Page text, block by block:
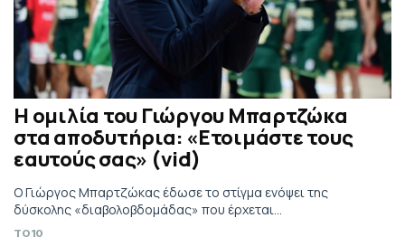
Η ομιλία του Γιώργου Μπαρτζώκα
στα αποδυτήρια: «Ετοιμάστε τους
εαυτούς σας» (vid)
Ο Γιώργος Μπαρτζώκας έδωσε το στίγμα ενόψει της
δύσκολης «διαβολοβδομάδας» που έρχεται...
TO10